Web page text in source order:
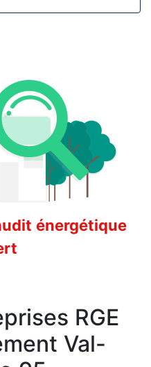
énergétique
RGE
Val-